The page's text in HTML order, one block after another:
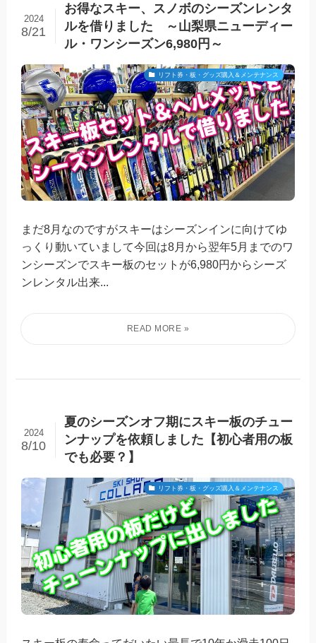
お得なスキー、スノボのシーズンレンタ
ルを借りました ～山梨県ニューディー
ル・ワンシーズン6,980円～
2024
8/21
リフト券・板・グッズ購入＆メンテナンス
まだ8月なのですがスキーはシーズンインに向けてゆ
っくり動いていまして今回は8月から翌年5月までのワ
ンシーズンでスキー板のセットが6,980円からシーズ
ンレンタル出来...
夏のシーズンオフ期にスキー板のチュー
ンナップを依頼しました【初心者用の板
でも必要？】
2024
8/10
リフト券・板・グッズ購入＆メンテナンス